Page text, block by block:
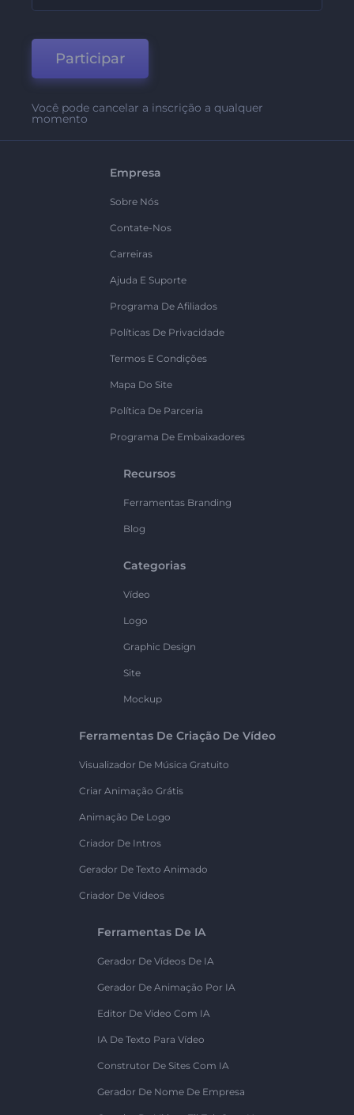
Participar
Você pode cancelar a inscrição a qualquer
momento
Empresa
Sobre Nós
Contate-Nos
Carreiras
Ajuda E Suporte
Programa De Afiliados
Políticas De Privacidade
Termos E Condições
Mapa Do Site
Política De Parceria
Programa De Embaixadores
Recursos
Ferramentas Branding
Blog
Categorias
Vídeo
Logo
Graphic Design
Site
Mockup
Ferramentas De Criação De Vídeo
Visualizador De Música Gratuito
Criar Animação Grátis
Animação De Logo
Criador De Intros
Gerador De Texto Animado
Criador De Vídeos
Ferramentas De IA
Gerador De Vídeos De IA
Gerador De Animação Por IA
Editor De Vídeo Com IA
IA De Texto Para Vídeo
Construtor De Sites Com IA
Gerador De Nome De Empresa